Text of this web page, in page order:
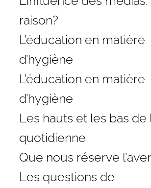
raison?
L’éducation en matière
d’hygiène
L’éducation en matière
d’hygiène
Les hauts et les bas de
quotidienne
Que nous réserve
Les questions de